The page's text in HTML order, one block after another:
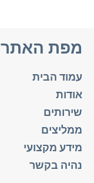
מפת האתר
עמוד הבית
אודות
שירותים
ממליצים
מידע מקצועי
נהיה בקשר